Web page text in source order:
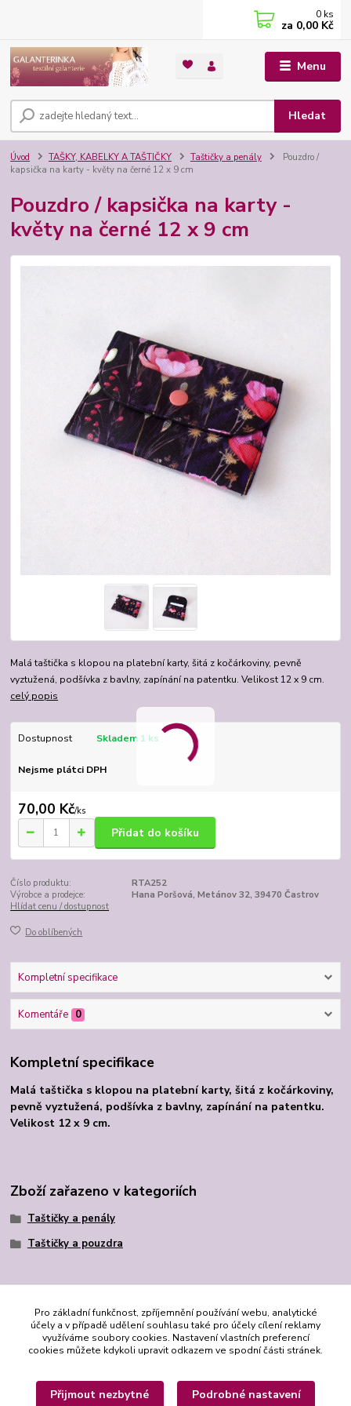
Menu
Hledat
0 ks
za 0,00 Kč
Úvod TAŠKY, KABELKY A TAŠTIČKY Taštičky a penály
Pouzdro /
kapsička na karty - květy na černé 12 x 9 cm
Pouzdro / kapsička na karty -
květy na černé 12 x 9 cm
Malá taštička s klopou na platební karty, šitá z kočárkoviny, pevně
vyztužená, podšívka z bavlny, zapínání na patentku. Velikost 12 x 9 cm.
celý popis
Dostupnost Skladem 1 ks
Nejsme plátci DPH
70,00 Kč/ks
Přidat do košíku
Číslo produktu:
RTA252
Výrobce a prodejce:
Hana Poršová, Metánov 32, 39470 Častrov
Hlídat cenu / dostupnost
Do oblíbených
Kompletní specifikace
Komentáře 0
Kompletní specifikace
Malá taštička s klopou na platební karty, šitá z kočárkoviny,
pevně vyztužená, podšívka z bavlny, zapínání na patentku.
Velikost 12 x 9 cm.
Zboží zařazeno v kategoriích
Taštičky a penály
Taštičky a pouzdra
Pro základní funkčnost, zpříjemnění používání webu, analytické
účely a v případě udělení souhlasu také pro účely cílení reklamy
využíváme soubory cookies. Nastavení vlastních preferencí
cookies můžete kdykoli upravit odkazem ve spodní části stránek.
Přijmout nezbytné Podrobné nastavení